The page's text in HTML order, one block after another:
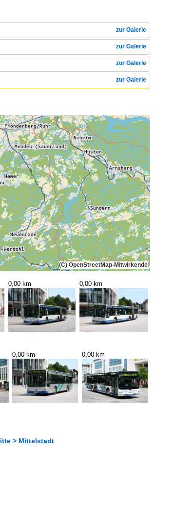
zur Galerie
zur Galerie
zur Galerie
zur Galerie
(C) OpenStreetMap-Mitwirkende
0,00 km 0,00 km
0,00 km 0,00 km
> Mittelstadt